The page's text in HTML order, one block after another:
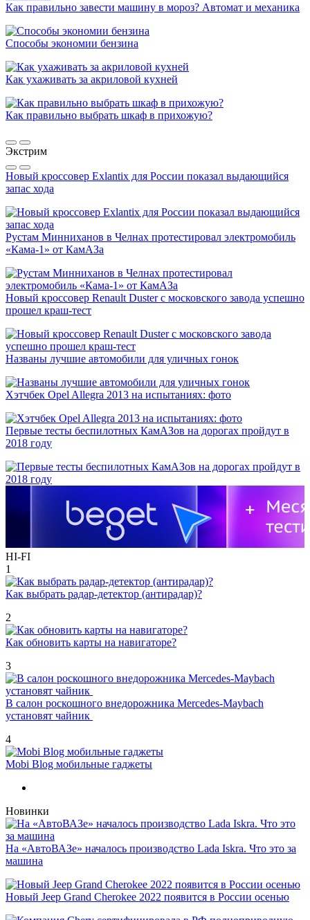
Как правильно завести машину в мороз? Автомат и механика
Способы экономии бензина
Как ухаживать за акриловой кухней
Как правильно выбрать шкаф в прихожую?
Экстрим
Новый кроссовер Exlantix для России показал выдающийся
запас хода
Рустам Минниханов в Челнах протестировал электромобиль
«Кама-1» от КамАЗа
Новый кроссовер Renault Duster с московского завода успешно
прошел краш-тест
Названы лучшие автомобили для уличных гонок
Хэтчбек Opel Allegra 2013 на испытаниях: фото
Первые тесты беспилотных КамАЗов на дорогах пройдут в
2018 году
HI-FI
1
Как выбрать радар-детектор (антирадар)?
2
Как обновить карты на навигаторе?
3
В салон роскошного внедорожника Mercedes-Maybach
установят чайник
4
Mobi Blog мобильные гаджеты
Новинки
На «АвтоВАЗе» началось производство Lada Iskra. Что это за
машина
Новый Jeep Grand Cherokee 2022 появится в России осенью